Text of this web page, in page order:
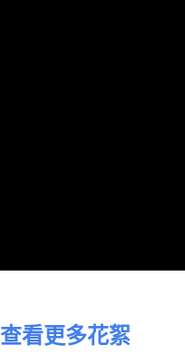
查看更多花絮